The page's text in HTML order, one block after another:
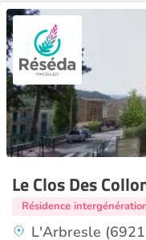
Le Clos Des
Résidence
L'Arbresle